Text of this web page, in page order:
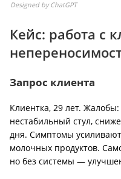
Designed by ChatGPT
Кейс: работа с
Запрос клиента
Клиентка, 29 лет.
нестабильный стул,
дня. Симптомы
молочных продуктов.
но без системы —